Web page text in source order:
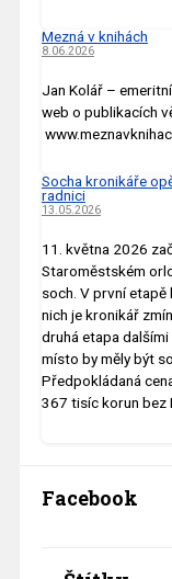
Mezná v knihách
8.06.2026
Jan Kolář –
web o publikacích
Socha kronikáře
radnici
13.05.2026
11. května 2026
Staroměstském
soch. V první
nich je kronikář
druhá etapa
místo by měly být
Předpokládaná
367 tisíc korun bez
Facebook